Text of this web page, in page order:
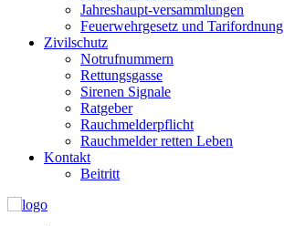
Jahreshaupt-versammlungen
Feuerwehrgesetz und Tarifordnung
Zivilschutz
Notrufnummern
Rettungsgasse
Sirenen Signale
Ratgeber
Rauchmelderpflicht
Rauchmelder retten Leben
Kontakt
Beitritt